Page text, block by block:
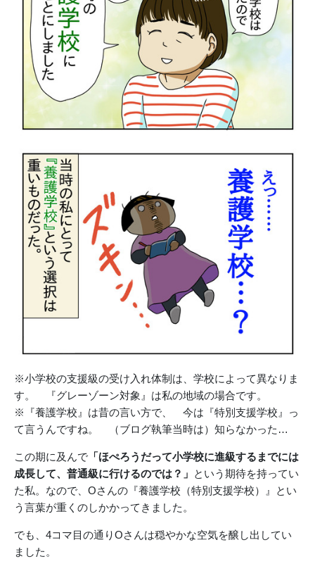
※小学校の支援級の受け入れ体制は、学校によって異なりま
す。 『グレーゾーン対象』は私の地域の場合です。
※『養護学校』は昔の言い方で、 今は『特別支援学校』っ
て言うんですね。 （ブログ執筆当時は）知らなかった…
この期に及んで 「ほぺろうだって小学校に進級するまでには
成長して、普通級に行けるのでは？」 という期待を持ってい
た私。なので、Oさんの『養護学校（特別支援学校）』とい
う言葉が重くのしかかってきました。
でも、4コマ目の通りOさんは穏やかな空気を醸し出してい
ました。